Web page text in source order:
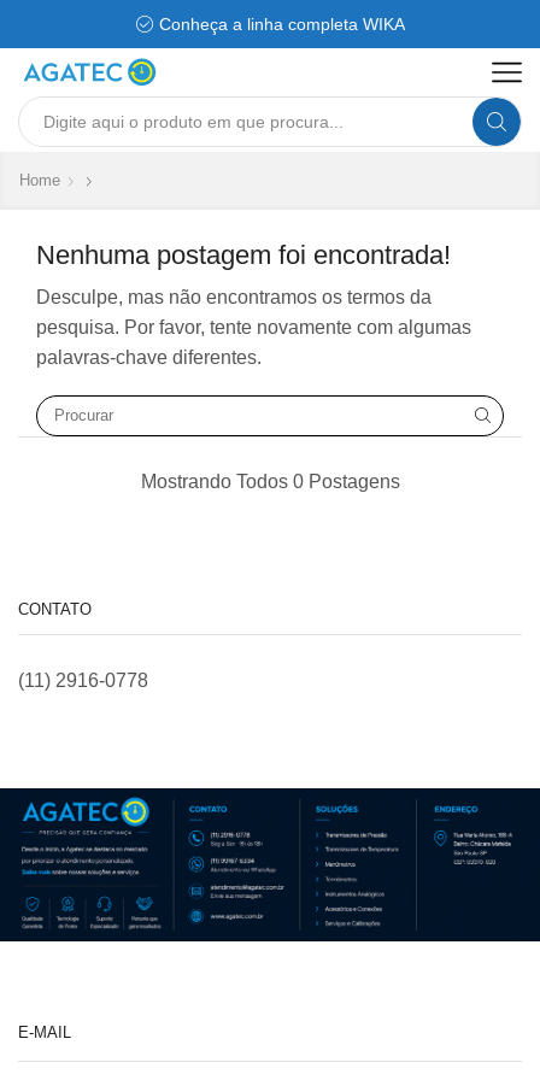
Conheça a linha completa WIKA
Search
Home
Nenhuma postagem foi encontrada!
Desculpe, mas não encontramos os termos da
pesquisa. Por favor, tente novamente com algumas
palavras-chave diferentes.
Mostrando Todos 0 Postagens
CONTATO
(11) 2916-0778
E-MAIL